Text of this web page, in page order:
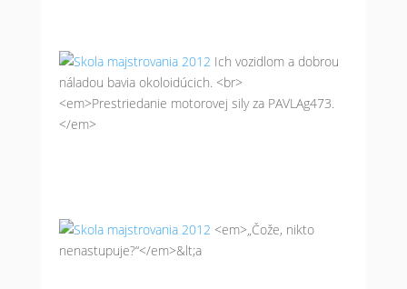
Ich vozidlom a dobrou
náladou bavia okoloidúcich. <br>
<em>Prestriedanie motorovej sily za PAVLAg473.
</em>
<em>„Čože, nikto
nenastupuje?“</em>&lt;a